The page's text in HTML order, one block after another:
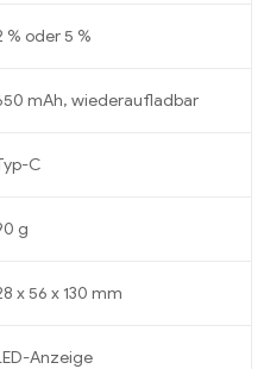
% oder 5 %
mAh, wiederaufladbar
C
g
x 56 x 130 mm
Anzeige